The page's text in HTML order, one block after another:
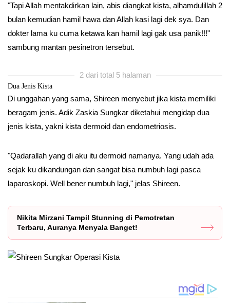
"Tapi Allah mentakdirkan lain, abis diangkat kista, alhamdulillah 2
bulan kemudian hamil hawa dan Allah kasi lagi dek sya. Dan
dokter lama ku cuma ketawa kan hamil lagi gak usa panik!!!"
sambung mantan pesinetron tersebut.
2 dari total 5 halaman
Dua Jenis Kista
Di unggahan yang sama, Shireen menyebut jika kista memiliki
beragam jenis. Adik Zaskia Sungkar diketahui mengidap dua
jenis kista, yakni kista dermoid dan endometriosis.
"Qadarallah yang di aku itu dermoid namanya. Yang udah ada
sejak ku dikandungan dan sangat bisa numbuh lagi pasca
laparoskopi. Well bener numbuh lagi," jelas Shireen.
Nikita Mirzani Tampil Stunning di Pemotretan
Terbaru, Auranya Menyala Banget!